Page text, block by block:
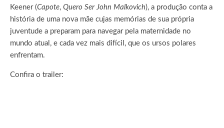
Keener (Capote, Quero Ser John Malkovich), a produção conta a
história de uma nova mãe cujas memórias de sua própria
juventude a preparam para navegar pela maternidade no
mundo atual, e cada vez mais difícil, que os ursos polares
enfrentam.
Confira o trailer: